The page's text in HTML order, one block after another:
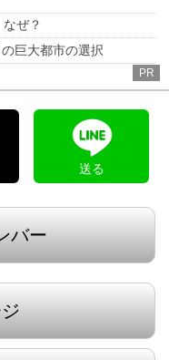
ぜ？
巨大都市の選択
PR
送る
バー